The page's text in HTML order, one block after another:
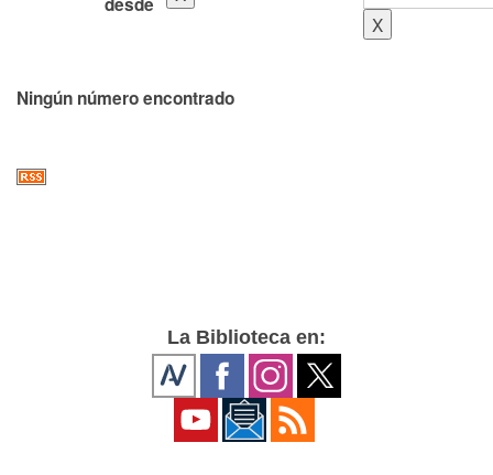
Ningún número encontrado
La Biblioteca en: